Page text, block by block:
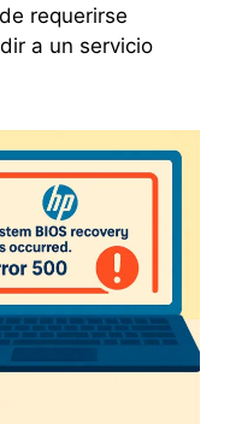
requerirse
a un servicio